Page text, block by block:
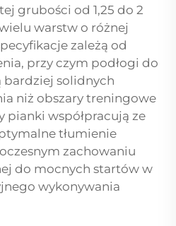
grubości od 1,25 do 2
warstw o różnej
zależą od
przy czym podłogi do
solidnych
niż obszary treningowe
pianki współpracują ze
tłumienie
zachowaniu
do mocnych startów w
wykonywania